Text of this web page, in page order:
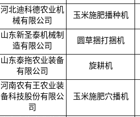
河北迪科德农业机
械有限公司
玉米施肥播种机
山东新圣泰机械制
造有限公司
圆草捆打捆机
山东泰拖农业装备
有限公司
旋耕机
河南农有王农业装
备科技股份有限公
司
玉米施肥穴播机